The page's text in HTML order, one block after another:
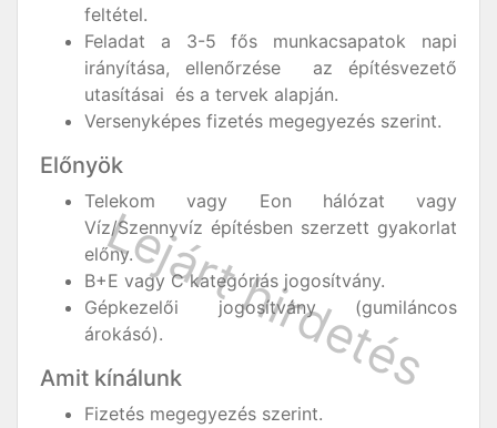
feltétel.
Feladat a 3-5 fős munkacsapatok napi
irányítása, ellenőrzése az építésvezető
utasításai és a tervek alapján.
Versenyképes fizetés megegyezés szerint.
Előnyök
Telekom vagy Eon hálózat vagy
Víz/Szennyvíz építésben szerzett gyakorlat
előny.
B+E vagy C kategóriás jogosítvány.
Gépkezelői jogosítvány (gumiláncos
árokásó).
Amit kínálunk
Fizetés megegyezés szerint.